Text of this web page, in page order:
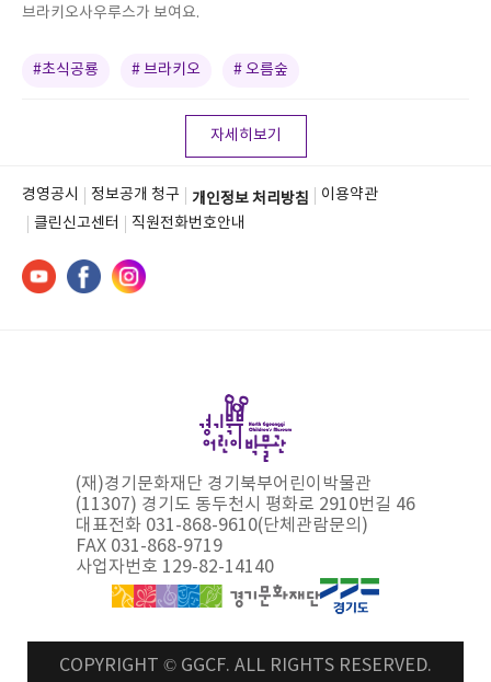
브라키오사우루스가 보여요.
#초식공룡 # 브라키오 # 오름숲
자세히보기
경영공시 정보공개 청구 개인정보 처리방침
이용약관
클린신고센터
직원전화번호안내
(재)경기문화재단 경기북부어린이박물관
(11307) 경기도 동두천시 평화로 2910번길 46
대표전화 031-868-9610(단체관람문의)
FAX 031-868-9719
사업자번호 129-82-14140
COPYRIGHT © GGCF. ALL RIGHTS RESERVED.